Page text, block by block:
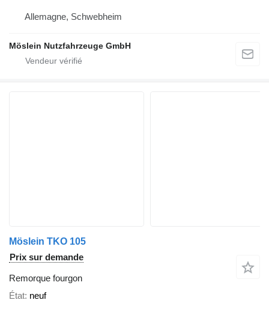
Allemagne, Schwebheim
Möslein Nutzfahrzeuge GmbH
Möslein TKO 105
Prix sur demande
Remorque fourgon
État neuf